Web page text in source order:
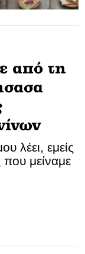
από τη
λέει, εμείς
που μείναμε